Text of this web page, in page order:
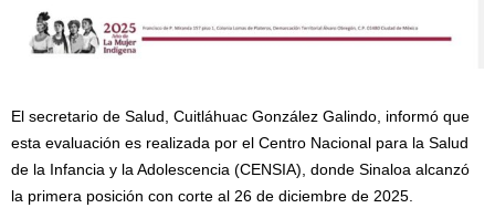
El secretario de Salud, Cuitláhuac González Galindo, informó que
esta evaluación es realizada por el Centro Nacional para la Salud
de la Infancia y la Adolescencia (CENSIA), donde Sinaloa alcanzó
la primera posición con corte al 26 de diciembre de 2025.